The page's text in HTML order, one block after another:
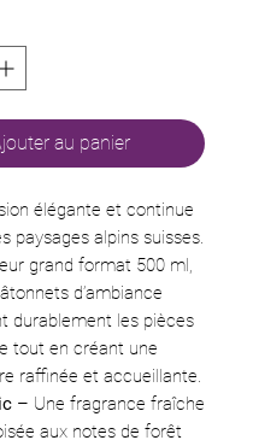
au panier
élégante et continue
paysages alpins suisses.
grand format 500 ml,
d’ambiance
durablement les pièces
tout en créant une
raffinée et accueillante.
– Une fragrance fraîche
aux notes de forêt